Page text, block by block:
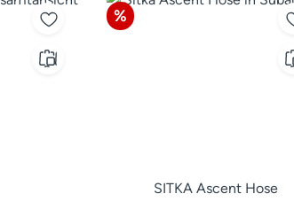
Rabatt
%
SITKA Ascent Hose